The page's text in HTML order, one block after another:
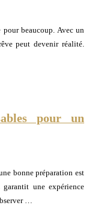
beaucoup. Avec un
peut devenir réalité.
pour un
bonne préparation est
une expérience
…